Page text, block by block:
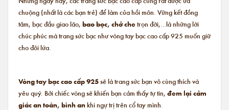
chuộng (nhất là các bạn trẻ) để làm của hồi môn. Vững kết đồng
tâm, bạc đầu giao lão, bao bọc, chở chetrọn đời,…là những lời
chúc phúc mà trang sức bạc như vòng tay bạc cao cấp 925 muốn giữ
cho đôi lứa.
Vòng tay bạc cao cấp 925sẽ là trang sức bạn vô cùng thích và
yêu quý. Bởi chiếc vòng sẽ khiến bạn cảm thấy tự tin, đem lại cảm
giác an toàn, bình ankhi ngự trị trên cổ tay mình.